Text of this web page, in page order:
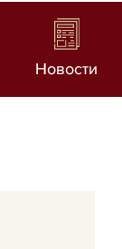
Новости